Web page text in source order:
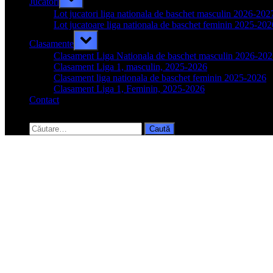
sub-
menu
Lot jucatori liga nationala de baschet masculin 2026-
Lot jucatoare liga nationala de baschet feminin 2025-
Clasamente
Toggle
sub-
menu
Clasament Liga Nationala de baschet masculin 2026-
Clasament Liga 1, masculin, 2025-2026
Clasament liga nationala de baschet feminin 2025-2026
Clasament Liga 1, Feminin, 2025-2026
Contact
search
form
Caută
după: